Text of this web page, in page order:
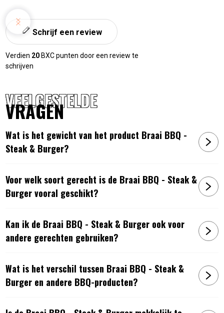
Schrijf een review
Verdien 20 BXC punten door een review te
schrijven
VEELGESTELDE
VRAGEN
Wat is het gewicht van het product Braai BBQ -
Steak & Burger?
Voor welk soort gerecht is de Braai BBQ - Steak &
Burger vooral geschikt?
Kan ik de Braai BBQ - Steak & Burger ook voor
andere gerechten gebruiken?
Wat is het verschil tussen Braai BBQ - Steak &
Burger en andere BBQ-producten?